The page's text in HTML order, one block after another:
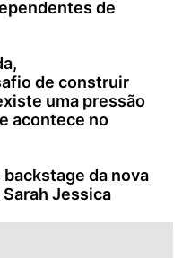
de
de construir
uma pressão
acontece no
da nova
Jessica